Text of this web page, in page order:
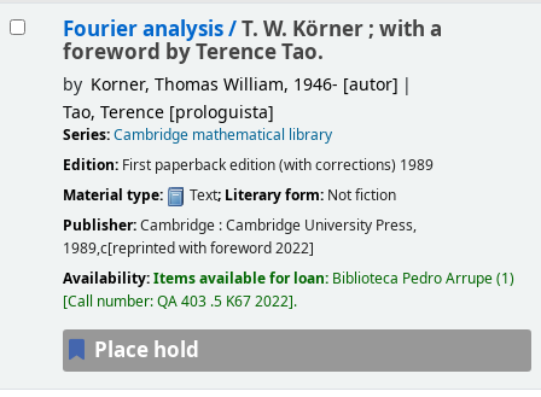
Fourier analysis /T. W. Körner ; with a
foreword by Terence Tao.
by Korner, Thomas William, 1946- [autor]
Tao, Terence[prologuista]
Series:Cambridge mathematical library
Edition: First paperback edition (with corrections) 1989
Material type:
Text; Literary form: Not fiction
Publisher:Cambridge :Cambridge University Press,
1989,c[reprinted with foreword 2022]
Availability:Items available for loan: Biblioteca Pedro Arrupe(1)
Call number:QA 403 .5 K67 2022 .
Place hold